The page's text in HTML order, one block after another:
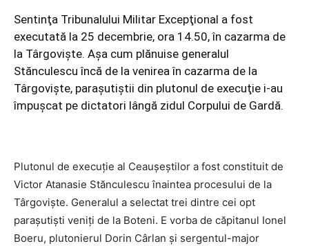
Sentinţa Tribunalului Militar Excepţional a fost
executată la 25 decembrie, ora 14.50, în cazarma de
la Târgovişte. Aşa cum plănuise generalul
Stănculescu încă de la venirea în cazarma de la
Târgovişte, paraşutiştii din plutonul de execuţie i-au
împuşcat pe dictatori lângă zidul Corpului de Gardă.
Plutonul de execuţie al Ceauşeştilor a fost constituit de
Victor Atanasie Stănculescu înaintea procesului de la
Târgovişte. Generalul a selectat trei dintre cei opt
paraşutişti veniţi de la Boteni. E vorba de căpitanul Ionel
Boeru, plutonierul Dorin Cârlan şi sergentul-major